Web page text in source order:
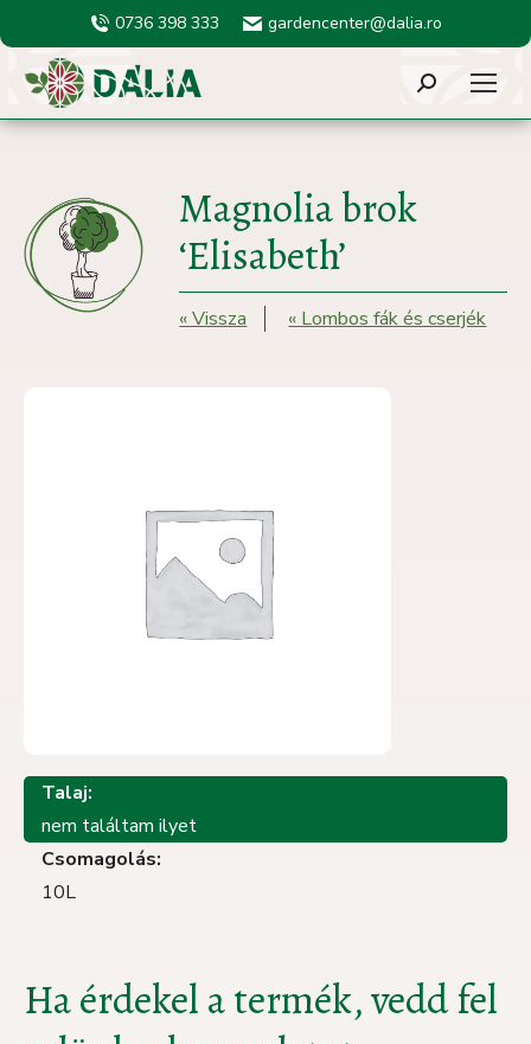
0736 398 333 gardencenter@dalia.ro
Search:
Magnolia brok
‘Elisabeth’
« Vissza « Lombos fák és cserjék
Talaj:
nem találtam ilyet
Csomagolás:
10L
Ha érdekel a termék, vedd fel